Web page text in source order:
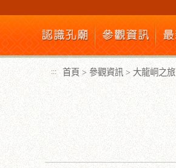
主
要
內
容
區
塊
::: 首頁 > 參觀資訊 > 大龍峒之旅